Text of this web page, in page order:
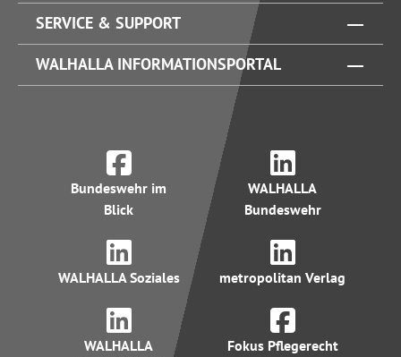
SERVICE & SUPPORT
WALHALLA INFORMATIONSPORTAL
Bundeswehr im
Blick
WALHALLA
Bundeswehr
WALHALLA Soziales metropolitan Verlag
WALHALLA
Fokus Pflegerecht